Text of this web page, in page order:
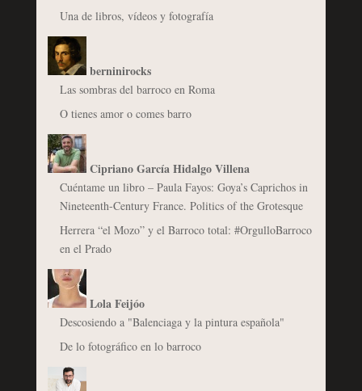
Una de libros, vídeos y fotografía
berninirocks
Las sombras del barroco en Roma
O tienes amor o comes barro
Cipriano García Hidalgo Villena
Cuéntame un libro – Paula Fayos: Goya’s Caprichos in
Nineteenth-Century France. Politics of the Grotesque
Herrera “el Mozo” y el Barroco total: #OrgulloBarroco
en el Prado
Lola Feijóo
Descosiendo a "Balenciaga y la pintura española"
De lo fotográfico en lo barroco